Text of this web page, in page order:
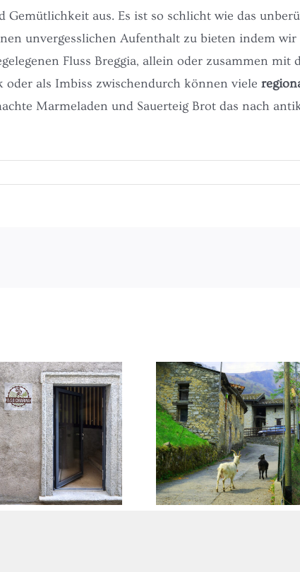
aus. Es ist so schlicht wie das
unvergesslichen Aufenthalt zu bieten indem
Fluss Breggia, allein oder zusammen
als Imbiss zwischendurch können viele
Marmeladen und Sauerteig Brot das nach